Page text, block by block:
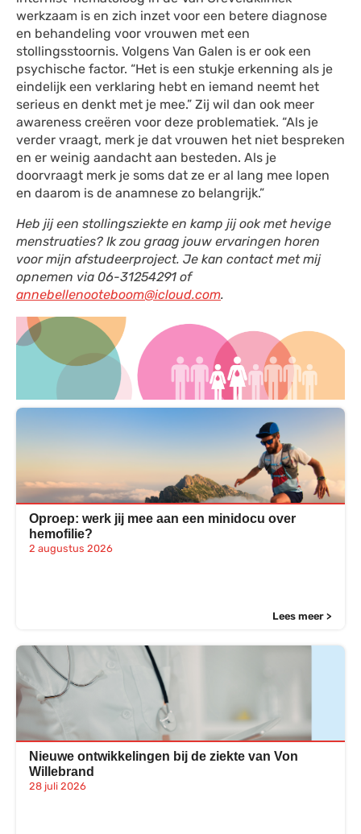
werkzaam is en zich inzet voor een betere diagnose
en behandeling voor vrouwen met een
stollingsstoornis. Volgens Van Galen is er ook een
psychische factor. “Het is een stukje erkenning als je
eindelijk een verklaring hebt en iemand neemt het
serieus en denkt met je mee.” Zij wil dan ook meer
awareness creëren voor deze problematiek. “Als je
verder vraagt, merk je dat vrouwen het niet bespreken
en er weinig aandacht aan besteden. Als je
doorvraagt merk je soms dat ze er al lang mee lopen
en daarom is de anamnese zo belangrijk.”
Heb jij een stollingsziekte en kamp jij ook met hevige
menstruaties? Ik zou graag jouw ervaringen horen
voor mijn afstudeerproject. Je kan contact met mij
opnemen via 06-31254291 of
annebellenooteboom@icloud.com.
Oproep: werk jij mee aan een minidocu over
hemofilie?
2 augustus 2026
Lees meer >
Nieuwe ontwikkelingen bij de ziekte van Von
Willebrand
28 juli 2026